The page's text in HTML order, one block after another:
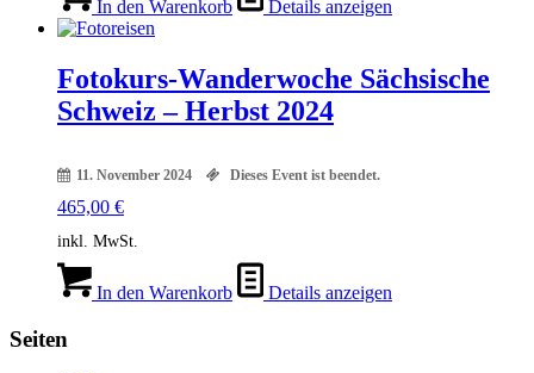
In den Warenkorb Details anzeigen
Fotokurs-Wanderwoche Sächsische
Schweiz – Herbst 2024
11. November 2024 Dieses Event ist beendet.
465,00 €
inkl. MwSt.
In den Warenkorb Details anzeigen
Seiten